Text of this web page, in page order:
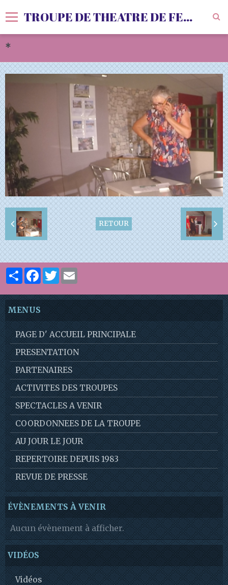
TROUPE DE THEATRE DE FENOLS
Accueil
Livre d'or
Album
Agenda
Sondages
*
RETOUR
PartagerFacebook
Twitter
MENUS
PAGE D' ACCUEIL PRINCIPALE
PRESENTATION
PARTENAIRES
ACTIVITES DES TROUPES
SPECTACLES A VENIR
COORDONNEES DE LA TROUPE
AU JOUR LE JOUR
REPERTOIRE DEPUIS 1983
REVUE DE PRESSE
ÉVÈNEMENTS À VENIR
Aucun évènement à afficher.
VIDÉOS
Vidéos